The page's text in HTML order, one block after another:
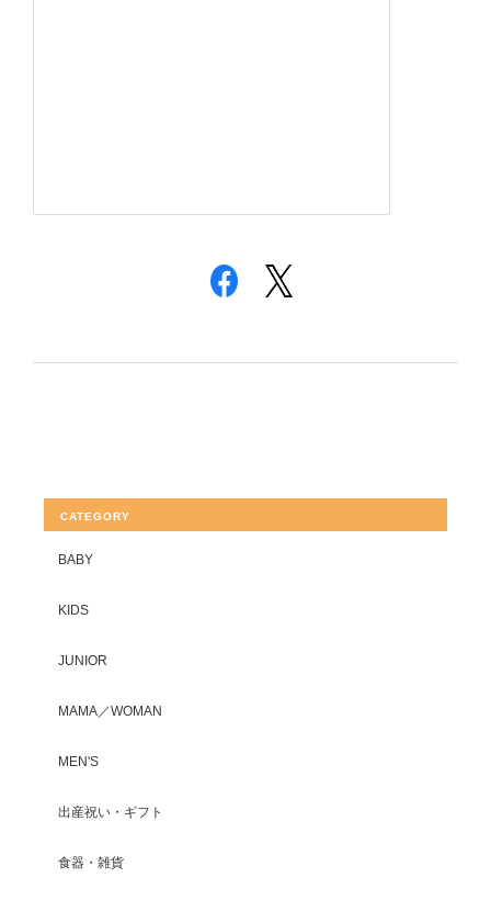
CATEGORY
BABY
KIDS
JUNIOR
MAMA／WOMAN
MEN'S
出産祝い・ギフト
食器・雑貨